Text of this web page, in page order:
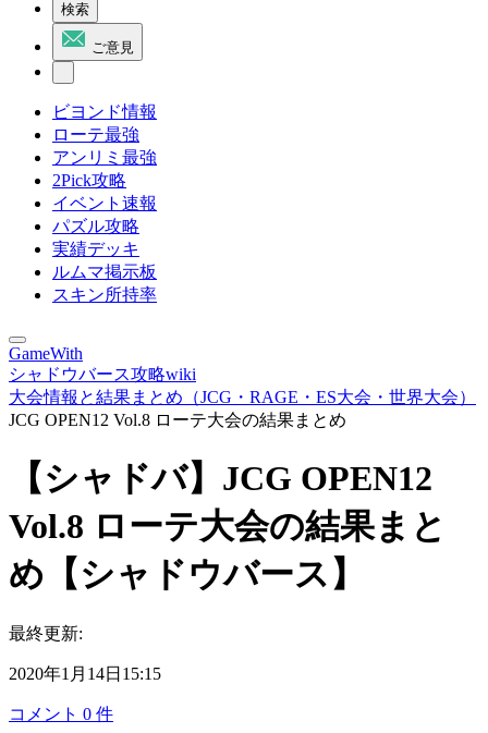
検索
ご意見
ビヨンド情報
ローテ最強
アンリミ最強
2Pick攻略
イベント速報
パズル攻略
実績デッキ
ルムマ掲示板
スキン所持率
GameWith
シャドウバース攻略wiki
大会情報と結果まとめ（JCG・RAGE・ES大会・世界大会）
JCG OPEN12 Vol.8 ローテ大会の結果まとめ
【シャドバ】JCG OPEN12
Vol.8 ローテ大会の結果まと
め【シャドウバース】
最終更新:
2020年1月14日15:15
コメント 0 件